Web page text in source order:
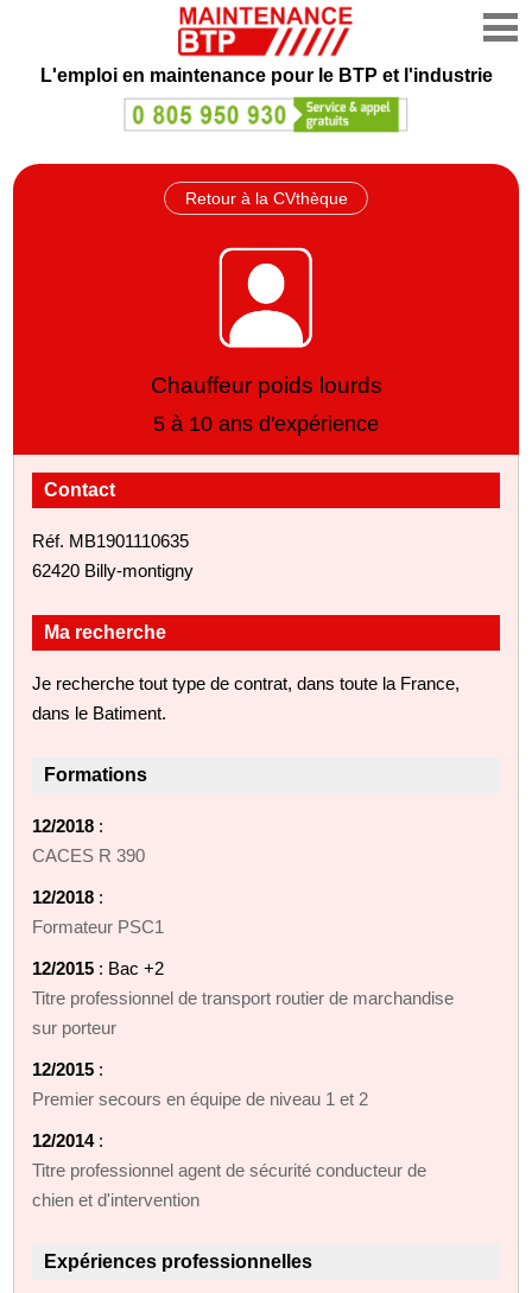
L'emploi en maintenance pour le BTP et l'industrie
Retour à la CVthèque
Chauffeur poids lourds
5 à 10 ans d'expérience
Contact
Réf. MB1901110635
62420 Billy-montigny
Ma recherche
Je recherche tout type de contrat, dans toute la France,
dans le Batiment.
Formations
12/2018 :
CACES R 390
12/2018 :
Formateur PSC1
12/2015 : Bac +2
Titre professionnel de transport routier de marchandise
sur porteur
12/2015 :
Premier secours en équipe de niveau 1 et 2
12/2014:
Titre professionnel agent de sécurité conducteur de
chien et d'intervention
Expériences professionnelles